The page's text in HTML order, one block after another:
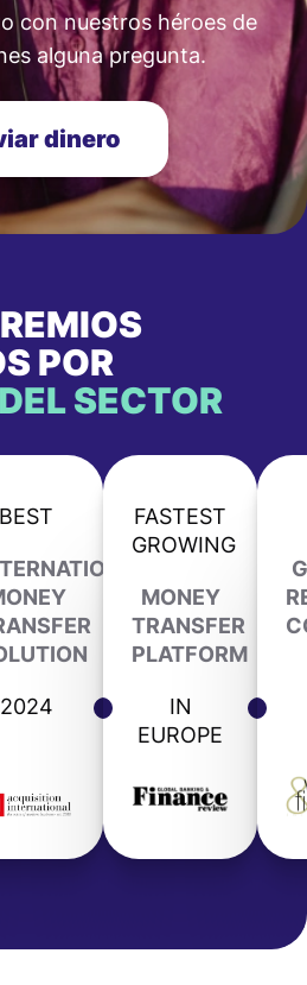
con nuestros héroes de
alguna pregunta.
dinero
POR
SECTOR
BEST
2024
FASTEST
GROWING
MONEY
TRANSFER
PLATFORM
IN
EUROPE